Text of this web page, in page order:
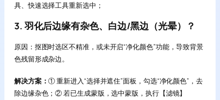
具、快速选择工具重新选中；
3. 羽化后边缘有杂色、白边/黑边（光晕）？
原因：抠图时选区不精准，或未开启“净化颜色”功能，导致背景
色残留形成杂边。
解决方案：① 重新进入“选择并遮住”面板，勾选“净化颜色”，去
除边缘杂色；② 若已生成蒙版，选中蒙版，执行【滤镜】